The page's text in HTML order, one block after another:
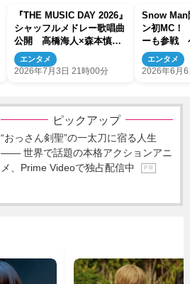
『THE MUSIC DAY 2026』
シャッフルメドレー歌唱曲
公開 高橋海人×森本慎太
郎ら競演
エンタメ
2026年7月3日 21時00分
Snow Man
ン初MC！
ーも参戦
ィー『ジ
放送
エンタメ
2026年6月
ピックアップ
“おっさん剣聖”の一太刀に宿る人生
―― 世界で話題の本格アクションアニ
メ、Prime Videoで独占配信中
P R